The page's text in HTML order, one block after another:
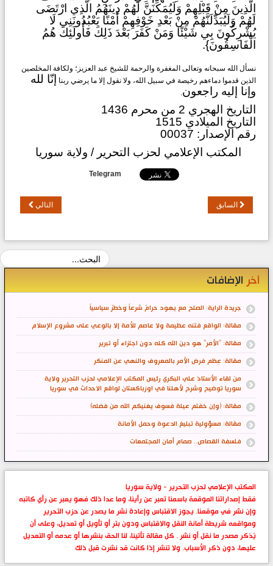
الَّذِينَ مِنْ قَبْلِهِمْ وَلَيُمَكِّنَنَّ لَهُمْ دِينَهُمُ الَّذِي ارْتَضَى
لَهُمْ وَلَيُبَدِّلَنَّهُمْ مِنْ بَعْدِ خَوْفِهِمْ أَمْنًا يَعْبُدُونَنِي لَا
يُشْرِكُونَ بِي شَيْئًا وَمَنْ كَفَرَ بَعْدَ ذَلِكَ فَأُولَئِكَ هُمُ
الْفَاسِقُونَ}.
نسأل الله سبحانه وتعالى المغفرة والرحمة للشيخ عبد العزيز؛ ولكافة المخلصين
الذين قدموا دماءهم رخيصة في سبيل الله، ولا نقول إلا ما يرضي ربنا إنّا لله
وإنا إليه راجعون.
التاريخ الهجري 2 من محرم 1436
التاريخ الميلادي 1515
رقم الإصدار: 00037
المكتب الإعلامي لحزب التحرير / ولاية سوريا
Telegram
السابق التالي
آخر الإضافات
جريدة الراية: الصلح مع يهود حرامٌ شرعاً وخطرٌ سياسياً
مقالة: الواقع فتنه عظيمة ولا عاصم للأمة إلا بالوعي على مشروع الإسلام
مقالة: "الأمر" هو دين الله كله دون اجتزاء أو تبرير
مقالة: عِظم فرض الأمر بالمعروف والنهي عن المنكر
من لقاء الأستاذ علي البكري رئيس المكتب الإعلامي لحزب التحرير ولاية
سوريا توضيح وشرح لأهلنا في اوزباكستان لواقع الاحداث في سوريا
مقالة: (وإن خفتم عيلة فسوف يغنيكم الله من فضله)
مقالة: مسؤولية تبليغ الدعوة وحمل الأمانة
فلسفة القصاص.. صمام أمان المجتمعات
المكتب الإعلامي لحزب التحرير - ولاية سوريا
فقط إصداراتنا الموقعة باسمنا تعبر عن رأينا، وما عدا ذلك فهو يعبر عن رأي كاتبه
وإن نشر في موقعنا. يجوز الاقتباس وإعادة نشر ما يصدر عن حزب التحرير
ومواقعه شريطة أمانة النقل والاقتباس ودون بتر أو تأويل أو تعديل، وعلى أن
يُذكر مصدر ما نقل أو نشر . كل مقالة تأتينا، لنا الحق بنشرها أو عدمه أو التعديل
عليها، دون ذكر الأسباب. ولا تنشر إذا كانت قد نشرت قبل ذلك